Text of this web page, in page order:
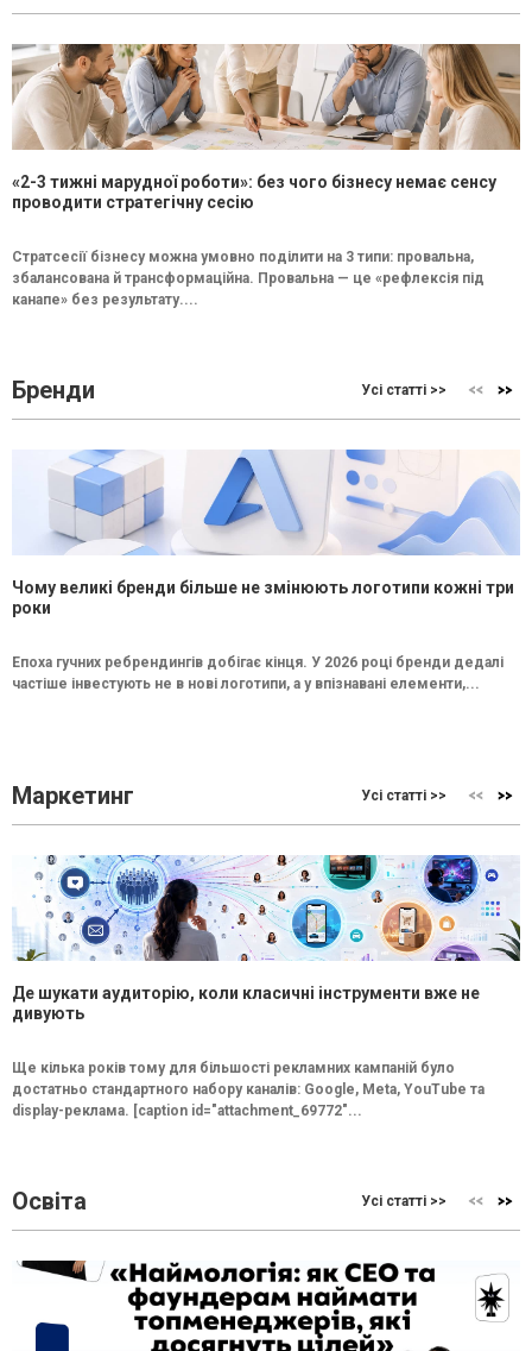
«2-3 тижні марудної роботи»: без чого бізнесу немає сенсу
проводити стратегічну сесію
Стратсесії бізнесу можна умовно поділити на 3 типи: провальна,
збалансована й трансформаційна. Провальна — це «рефлексія під
канапе» без результату....
Бренди Усі статті >>
Чому великі бренди більше не змінюють логотипи кожні три
роки
Епоха гучних ребрендингів добігає кінця. У 2026 році бренди дедалі
частіше інвестують не в нові логотипи, а у впізнавані елементи,...
Маркетинг Усі статті >>
Де шукати аудиторію, коли класичні інструменти вже не
дивують
Ще кілька років тому для більшості рекламних кампаній було
достатньо стандартного набору каналів: Google, Meta, YouTube та
display-реклама. [caption id="attachment_69772"...
Освіта Усі статті >>